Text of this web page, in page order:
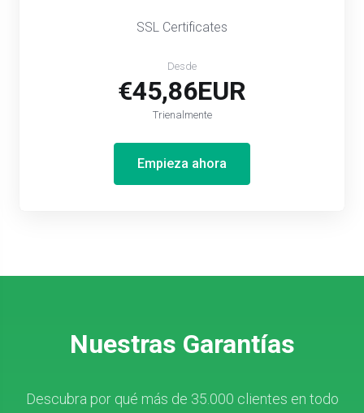
SSL Certificates
Desde
€45,86EUR
Trienalmente
Empieza ahora
Nuestras Garantías
Descubra por qué más de 35.000 clientes en todo